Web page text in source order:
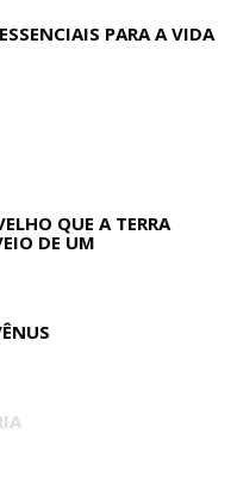
PARA A VIDA
QUE A TERRA
DE UM